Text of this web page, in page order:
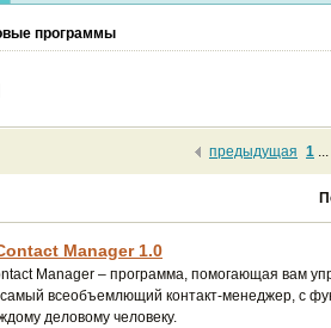
программы
предыдущая 1
Manager 1.0
Manager – программа, помогающая вам
всеобъемлющий контакт-менеджер, с
деловому человеку.